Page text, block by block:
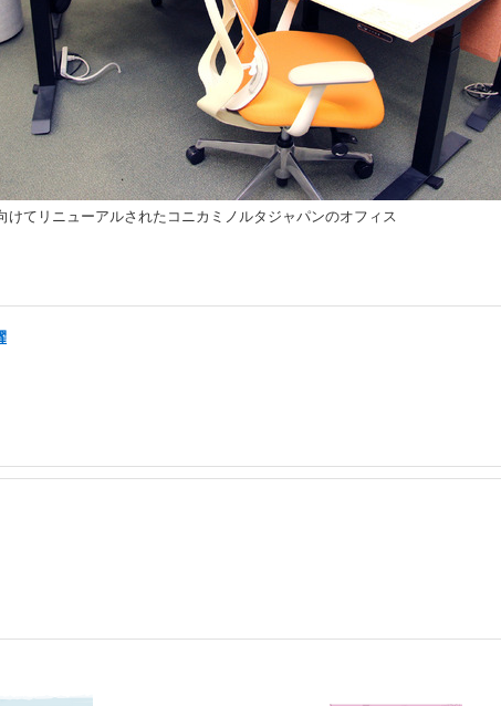
てリニューアルされたコニカミノルタジャパンのオフィス